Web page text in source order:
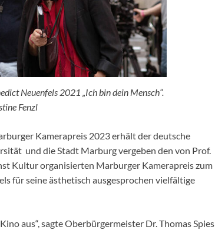
Neuenfels 2021 „Ich bin dein Mensch“.
Fenzl
Kamerapreis 2023 erhält der deutsche
und die Stadt Marburg vergeben den von Prof.
Kultur organisierten Marburger Kamerapreis zum
für seine ästhetisch ausgesprochen vielfältige
aus“, sagte Oberbürgermeister Dr. Thomas Spies